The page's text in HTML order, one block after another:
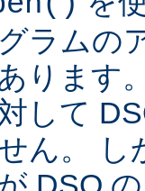
ラムの
ります
して
ん。 し